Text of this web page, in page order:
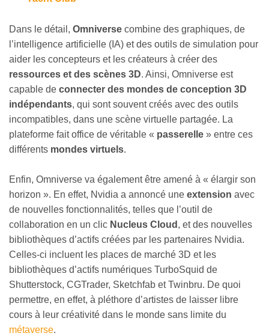
Dans le détail, Omniverse combine des graphiques, de
l’intelligence artificielle (IA) et des outils de simulation pour
aider les concepteurs et les créateurs à créer des
ressources et des scènes 3D. Ainsi, Omniverse est
capable de connecter des mondes de conception 3D
indépendants, qui sont souvent créés avec des outils
incompatibles, dans une scène virtuelle partagée. La
plateforme fait office de véritable « passerelle » entre ces
différents mondes virtuels.
Enfin, Omniverse va également être amené à « élargir son
horizon ». En effet, Nvidia a annoncé une extension avec
de nouvelles fonctionnalités, telles que l’outil de
collaboration en un clic Nucleus Cloud , et des nouvelles
bibliothèques d’actifs créées par les partenaires Nvidia.
Celles-ci incluent les places de marché 3D et les
bibliothèques d’actifs numériques TurboSquid de
Shutterstock, CGTrader, Sketchfab et Twinbru. De quoi
permettre, en effet, à pléthore d’artistes de laisser libre
cours à leur créativité dans le monde sans limite du
métaverse.